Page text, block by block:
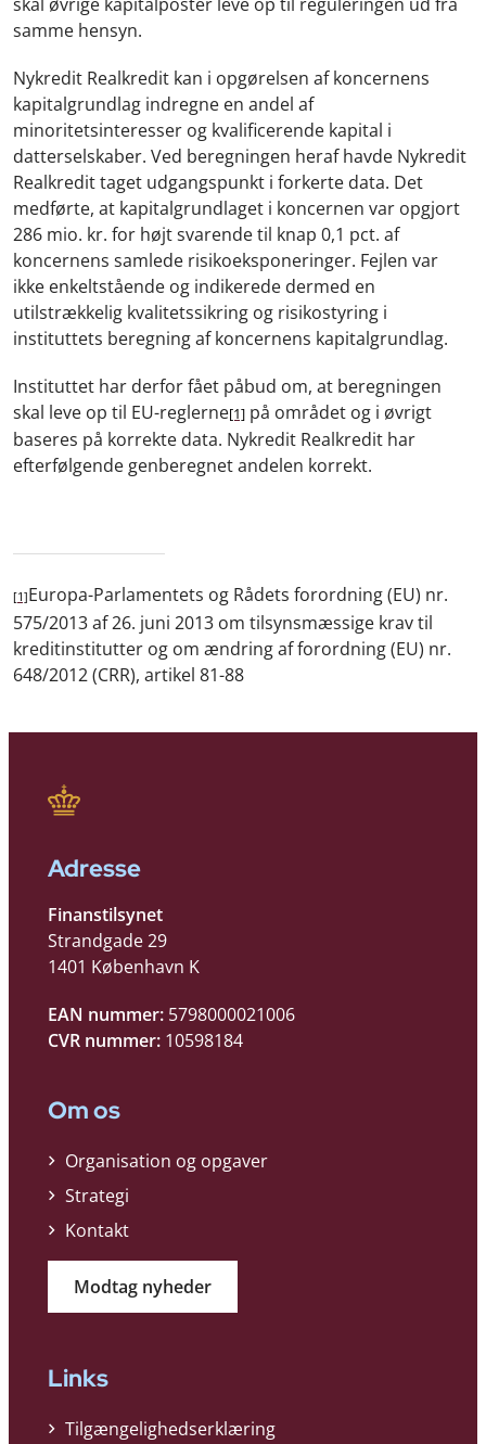
samme hensyn.
Nykredit Realkredit kan i opgørelsen af koncernens
kapitalgrundlag indregne en andel af
minoritetsinteresser og kvalificerende kapital i
datterselskaber. Ved beregningen heraf havde Nykredit
Realkredit taget udgangspunkt i forkerte data. Det
medførte, at kapitalgrundlaget i koncernen var opgjort
286 mio. kr. for højt svarende til knap 0,1 pct. af
koncernens samlede risikoeksponeringer. Fejlen var
ikke enkeltstående og indikerede dermed en
utilstrækkelig kvalitetssikring og risikostyring i
instituttets beregning af koncernens kapitalgrundlag.
Instituttet har derfor fået påbud om, at beregningen
skal leve op til EU-reglerne[1] på området og i øvrigt
baseres på korrekte data. Nykredit Realkredit har
efterfølgende genberegnet andelen korrekt.
[1]Europa-Parlamentets og Rådets forordning (EU) nr.
575/2013 af 26. juni 2013 om tilsynsmæssige krav til
kreditinstitutter og om ændring af forordning (EU) nr.
648/2012 (CRR), artikel 81-88
Adresse
Finanstilsynet
Strandgade 29
1401 København K
EAN nummer: 5798000021006
CVR nummer: 10598184
Om os
Organisation og opgaver
Strategi
Kontakt
Modtag nyheder
Links
Tilgængelighedserklæring